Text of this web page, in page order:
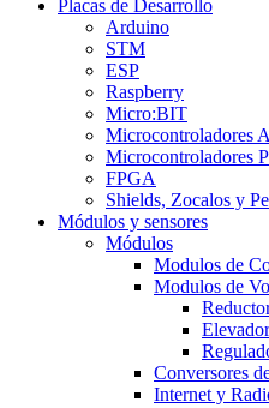
Placas de Desarrollo
Arduino
STM
ESP
Raspberry
Micro:BIT
Microcontroladores
Microcontroladores
FPGA
Shields, Zocalos y
Módulos y sensores
Módulos
Modulos de
Modulos de
Conversores
Internet y